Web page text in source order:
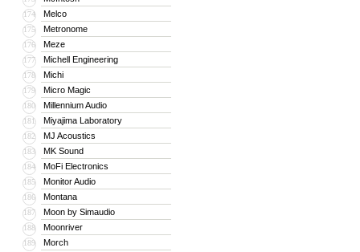
174 Melco
175 Metronome
176 Meze
177 Michell Engineering
178 Michi
179 Micro Magic
180 Millennium Audio
181 Miyajima Laboratory
182 MJ Acoustics
183 MK Sound
184 MoFi Electronics
185 Monitor Audio
186 Montana
187 Moon by Simaudio
188 Moonriver
189 Morch